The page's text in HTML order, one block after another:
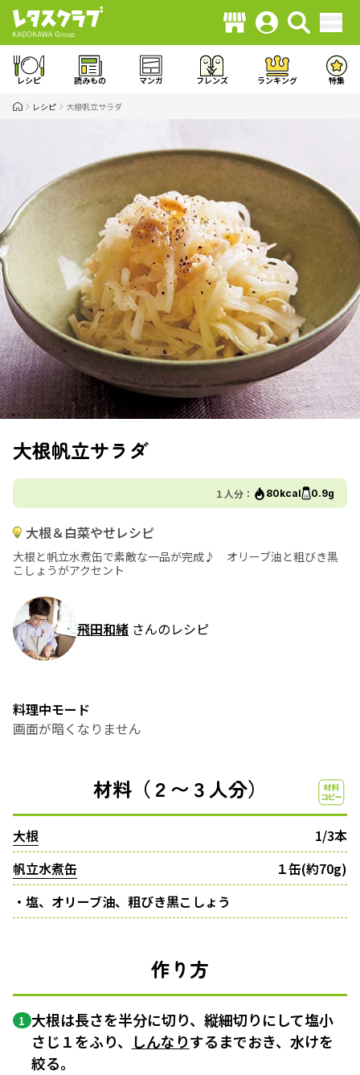
レシピ 読みもの マンガ フレンズ ランキング 特集
レシピ 大根帆立サラダ
大根帆立サラダ
１人分： 80kcal 0.9g
大根＆白菜やせレシピ
大根と帆立水煮缶で素敵な一品が完成♪ オリーブ油と粗びき黒
こしょうがアクセント
飛田和緒 さんのレシピ
料理中モード
画面が暗くなりません
材料（２〜３人分）
大根
1/3本
帆立水煮缶
１缶(約70g)
・塩、オリーブ油、粗びき黒こしょう
作り方
1 大根は長さを半分に切り、縦細切りにして塩小
さじ１をふり、 しんなりするまでおき、水けを
絞る。